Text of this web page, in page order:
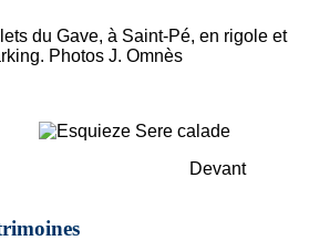
du Gave, à Saint-Pé, en rigole et
Photos J. Omnès